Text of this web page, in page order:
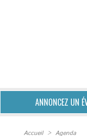
ANNONCEZ UN
Accueil > Agenda